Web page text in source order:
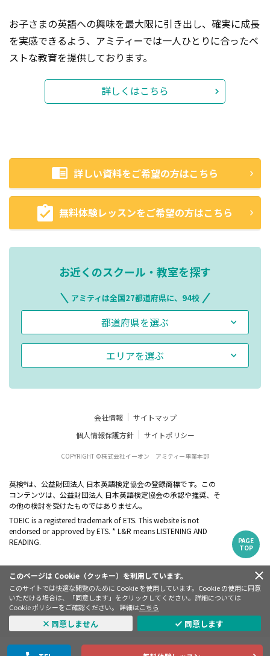
このページは Cookie（クッキー）を利用しています。
このサイトでは快適な閲覧のために Cookie を使用しています。Cookie の使用に同意
いただける場合は、「同意します」をクリックしてください。詳細については
Cookie ポリシーをご確認ください。 詳細はこちら
同意しません 同意します
お子さまの英語への興味を最大限に引き出し、確実に成長
を実感できるよう、アミティーでは一人ひとりに合ったベ
ストな教育を提供しております。
詳しくはこちら
詳しい資料をご希望の方はこちら
無料体験レッスンをご希望の方はこちら
お近くのスクール・教室を探す
アミティは全国27都道府県に、94校
都道府県を選ぶ
エリアを選ぶ
PAGE
TOP
会社情報
サイトマップ
個人情報保護方針
サイトポリシー
COPYRIGHT ©株式会社イーオン アミティー事業本部
英検®は、公益財団法人 日本英語検定協会の登録商標です。この
コンテンツは、公益財団法人 日本英語検定協会の承認や推奨、そ
の他の検討を受けたものではありません。
TOEIC is a registered trademark of ETS. This website is not
endorsed or approved by ETS. * L&R means LISTENING AND
READING.